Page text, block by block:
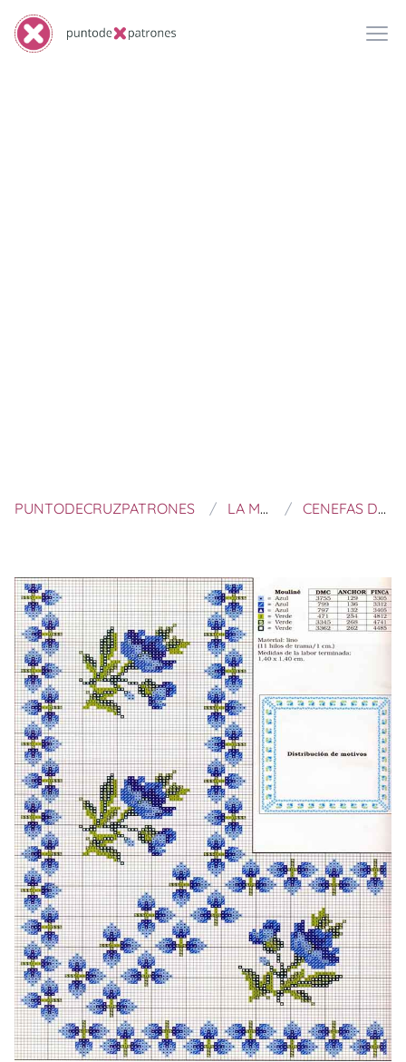
PUNTODECRUZPATRONES LA MANSIÓN DE LAS IDEAS CENEFAS DE PUNTO DE CRUZ PARA MANTELES